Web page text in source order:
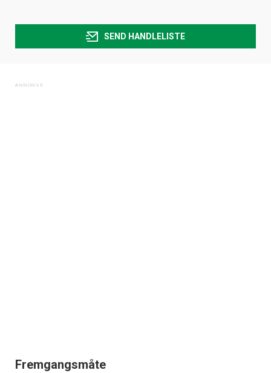
SEND HANDLELISTE
Fremgangsmåte